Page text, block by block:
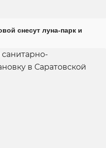
снесут луна-парк и